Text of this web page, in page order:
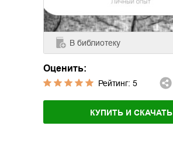
В библиотеку
Оценить:
Рейтинг: 5
КУПИТЬ И СКАЧАТЬ